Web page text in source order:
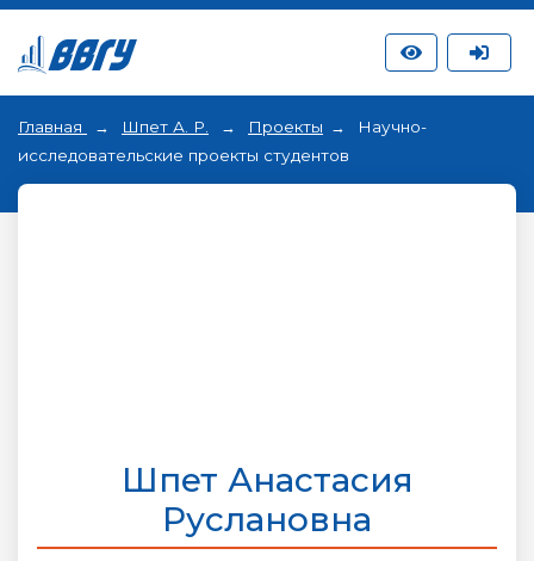
Главная Шпет А. Р. Проекты
Научно-
исследовательские проекты студентов
Шпет Анастасия
Руслановна